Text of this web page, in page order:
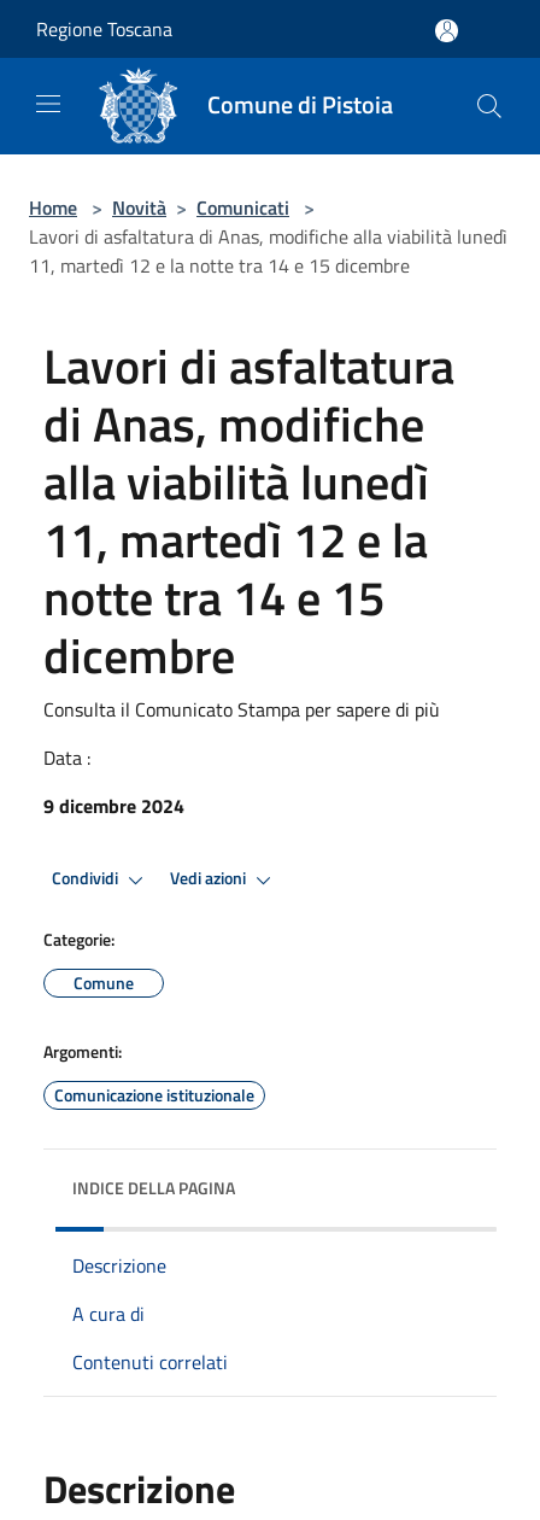
Regione Toscana
Comune di Pistoia
Home > Novità > Comunicati >
Lavori di asfaltatura di Anas, modifiche alla viabilità lunedì
11, martedì 12 e la notte tra 14 e 15 dicembre
Lavori di asfaltatura
di Anas, modifiche
alla viabilità lunedì
11, martedì 12 e la
notte tra 14 e 15
dicembre
Consulta il Comunicato Stampa per sapere di più
Data :
9 dicembre 2024
Condividi Vedi azioni
Categorie:
Comune
Argomenti:
Comunicazione istituzionale
INDICE DELLA PAGINA
Descrizione
A cura di
Contenuti correlati
Descrizione